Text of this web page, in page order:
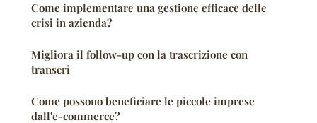
Come implementare una gestione efficace delle
crisi in azienda?
Migliora il follow-up con la trascrizione con
transcri
Come possono beneficiare le piccole imprese
dall'e-commerce?